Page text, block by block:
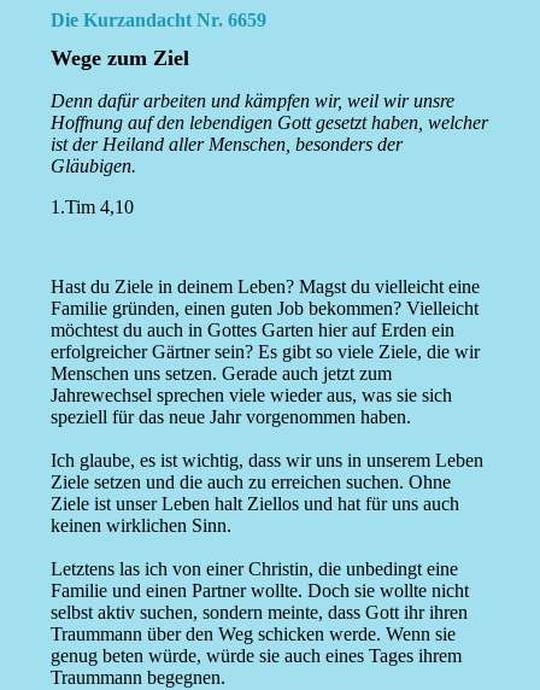
Die Kurzandacht Nr. 6659
Wege zum Ziel
Denn dafür arbeiten und kämpfen wir, weil wir unsre
Hoffnung auf den lebendigen Gott gesetzt haben, welcher
ist der Heiland aller Menschen, besonders der
Gläubigen.
1.Tim 4,10
Hast du Ziele in deinem Leben? Magst du vielleicht eine
Familie gründen, einen guten Job bekommen? Vielleicht
möchtest du auch in Gottes Garten hier auf Erden ein
erfolgreicher Gärtner sein? Es gibt so viele Ziele, die wir
Menschen uns setzen. Gerade auch jetzt zum
Jahrewechsel sprechen viele wieder aus, was sie sich
speziell für das neue Jahr vorgenommen haben.
Ich glaube, es ist wichtig, dass wir uns in unserem Leben
Ziele setzen und die auch zu erreichen suchen. Ohne
Ziele ist unser Leben halt Ziellos und hat für uns auch
keinen wirklichen Sinn.
Letztens las ich von einer Christin, die unbedingt eine
Familie und einen Partner wollte. Doch sie wollte nicht
selbst aktiv suchen, sondern meinte, dass Gott ihr ihren
Traummann über den Weg schicken werde. Wenn sie
genug beten würde, würde sie auch eines Tages ihrem
Traummann begegnen.